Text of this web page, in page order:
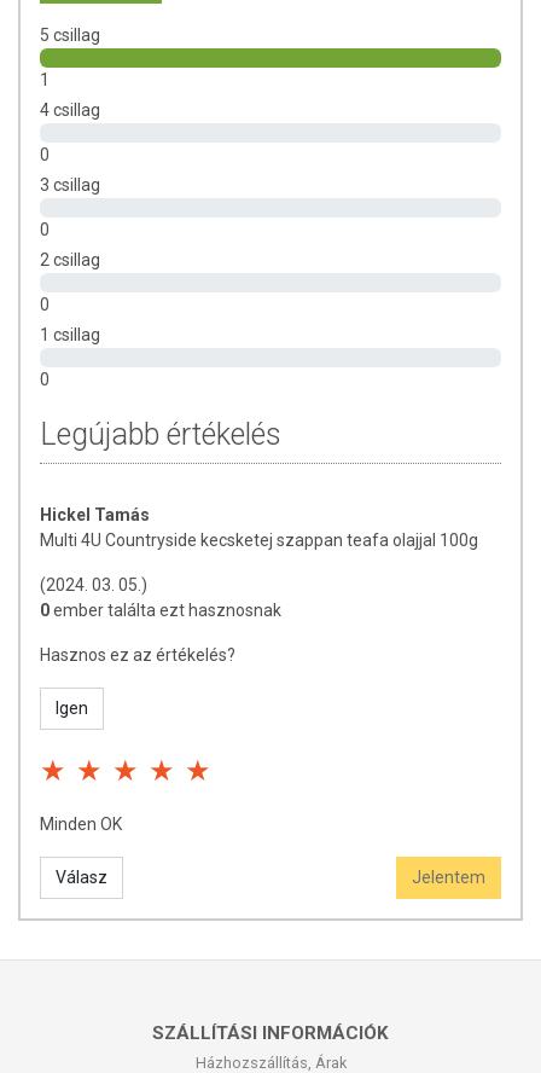
hajgyökerek számára. Érzékeny bőrűeknek mindennapi használatra
ajánljuk.
ÖSSZETEVŐK
Annuus seed oil (napraforgóolaj), Olea Europea oil (olívaolaj), Sodium
hydroxide, MELALEUCA ALTERNIFOLIA LEAF OIL (teafaolaj).
TOVÁBBI TUDNIVALÓK A TERMÉKRŐL
alkalmas. Kerülni kell a szembejutást. Ne használja a készítményt, ha
az összetevők bármelyikére érzékeny vagy allergiás! Ha kiütés
jelentkezik, függessze fel a használatát! Gyermekektől elzárva
tartandó.
5 csillag
1
4 csillag
0
3 csillag
0
2 csillag
0
1 csillag
0
Legújabb értékelés
Hickel Tamás
Multi 4U Countryside kecsketej szappan teafa olajjal 100g
(2024. 03. 05.)
0ember találta ezt hasznosnak
Hasznos ez az értékelés?
Igen
Minden OK
Válasz Jelentem
SZÁLLÍTÁSI INFORMÁCIÓK
Házhozszállítás, Árak